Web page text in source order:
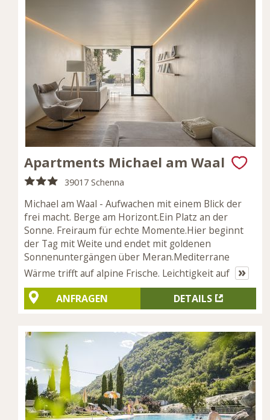
Apartments Michael am Waal
39017 Schenna
Michael am Waal - Aufwachen mit einem Blick der
frei macht. Berge am Horizont.Ein Platz an der
Sonne. Freiraum für echte Momente.Hier beginnt
der Tag mit Weite und endet mit goldenen
Sonnenuntergängen über Meran.Mediterrane
Wärme trifft auf alpine Frische. Leichtigkeit auf
»
DETAILS
ANFRAGEN